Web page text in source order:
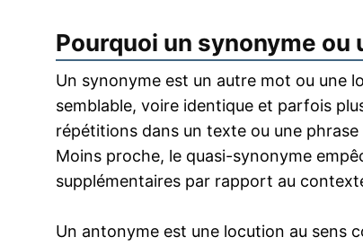
Pourquoi un synonyme ou
Un synonyme est un autre mot ou une
semblable, voire identique et parfois
répétitions dans un texte ou une
Moins proche, le quasi-synonyme
supplémentaires par rapport au
Un antonyme est une locution au sens